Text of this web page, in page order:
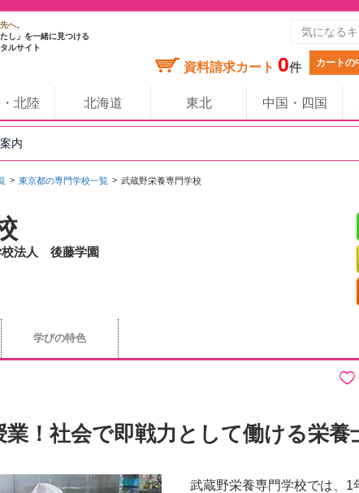
へ。
し」を一緒に見つける
ルサイト
資料請求カート 0件 カートの
北陸 北海道 東北 中国・四国
内
東京都の専門学校一覧 武蔵野栄養専門学校
校法人 後藤学園
学びの特色
！社会で即戦力として働ける栄養
武蔵野栄養専門学校では、